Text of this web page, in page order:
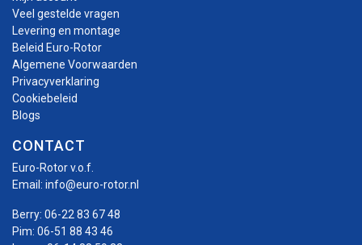
Veel gestelde vragen
Levering en montage
Beleid Euro-Rotor
Algemene Voorwaarden
Privacyverklaring
Cookiebeleid
Blogs
CONTACT
Euro-Rotor v.o.f.
Email: info@euro-rotor.nl
Berry: 06-22 83 67 48
Pim: 06-51 88 43 46